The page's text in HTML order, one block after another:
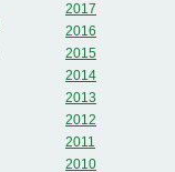
2017
2016
2015
2014
2013
2012
2011
2010